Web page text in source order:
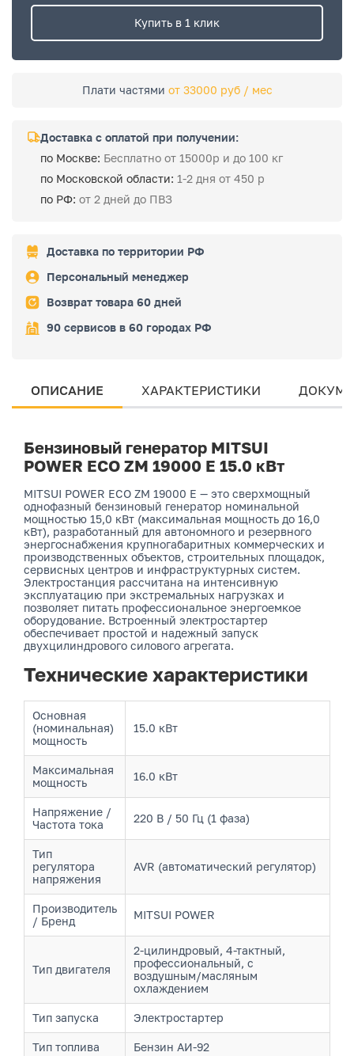
Купить в 1 клик
Плати частями от 33000 руб / мес
Доставка с оплатой при получении:
по Москве: Бесплатно от 15000р и до 100 кг
по Московской области: 1-2 дня от 450 р
по РФ: от 2 дней до ПВЗ
Доставка по территории РФ
Персональный менеджер
Возврат товара 60 дней
90 сервисов в 60 городах РФ
ОПИСАНИЕ ХАРАКТЕРИСТИКИ
Бензиновый генератор MITSUI
POWER ECO ZM 19000 E 15.0 кВт
MITSUI POWER ECO ZM 19000 E — это сверхмощный
однофазный бензиновый генератор номинальной
мощностью 15,0 кВт (максимальная мощность до 16,0
кВт), разработанный для автономного и резервного
энергоснабжения крупногабаритных коммерческих и
производственных объектов, строительных площадок,
сервисных центров и инфраструктурных систем.
Электростанция рассчитана на интенсивную
эксплуатацию при экстремальных нагрузках и
позволяет питать профессиональное энергоемкое
оборудование. Встроенный электростартер
обеспечивает простой и надежный запуск
двухцилиндрового силового агрегата.
Технические характеристики
Основная
(номинальная)
мощность
15.0 кВт
Максимальная
мощность
16.0 кВт
Напряжение /
Частота тока
220 В / 50 Гц (1 фаза)
Тип
регулятора
напряжения
AVR (автоматический регулятор)
Производитель
/ Бренд
MITSUI POWER
Тип двигателя
2-цилиндровый, 4-тактный,
профессиональный, с
воздушным/масляным
охлаждением
Тип запуска Электростартер
Тип топлива Бензин АИ-92